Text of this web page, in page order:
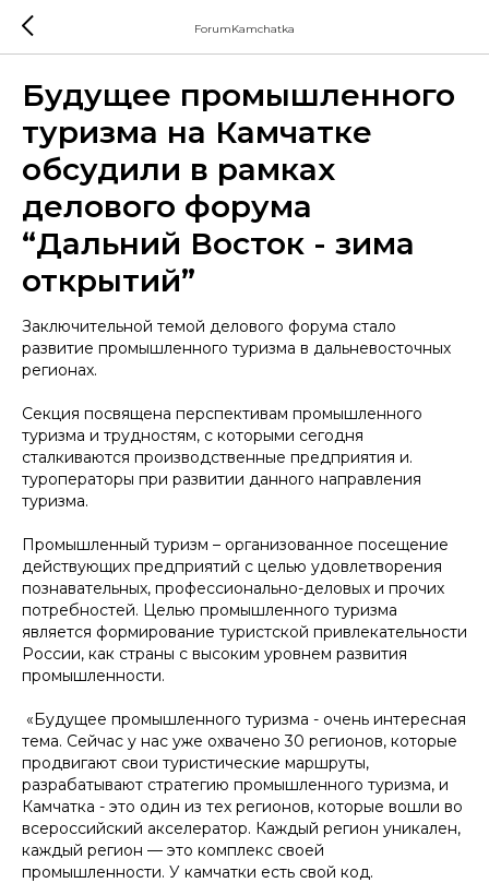
ForumKamchatka
Будущее промышленного
туризма на Камчатке
обсудили в рамках
делового форума
“Дальний Восток - зима
открытий”
Заключительной темой делового форума стало
развитие промышленного туризма в дальневосточных
регионах.
Секция посвящена перспективам промышленного
туризма и трудностям, с которыми сегодня
сталкиваются производственные предприятия и.
туроператоры при развитии данного направления
туризма.
Промышленный туризм – организованное посещение
действующих предприятий с целью удовлетворения
познавательных, профессионально-деловых и прочих
потребностей. Целью промышленного туризма
является формирование туристской привлекательности
России, как страны с высоким уровнем развития
промышленности.
«Будущее промышленного туризма - очень интересная
тема. Сейчас у нас уже охвачено 30 регионов, которые
продвигают свои туристические маршруты,
разрабатывают стратегию промышленного туризма, и
Камчатка - это один из тех регионов, которые вошли во
всероссийский акселератор. Каждый регион уникален,
каждый регион — это комплекс своей
промышленности. У камчатки есть свой код.